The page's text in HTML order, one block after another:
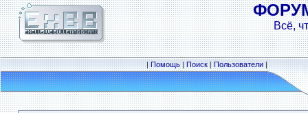
Всё,
|Помощь|Поиск|Пользователи|